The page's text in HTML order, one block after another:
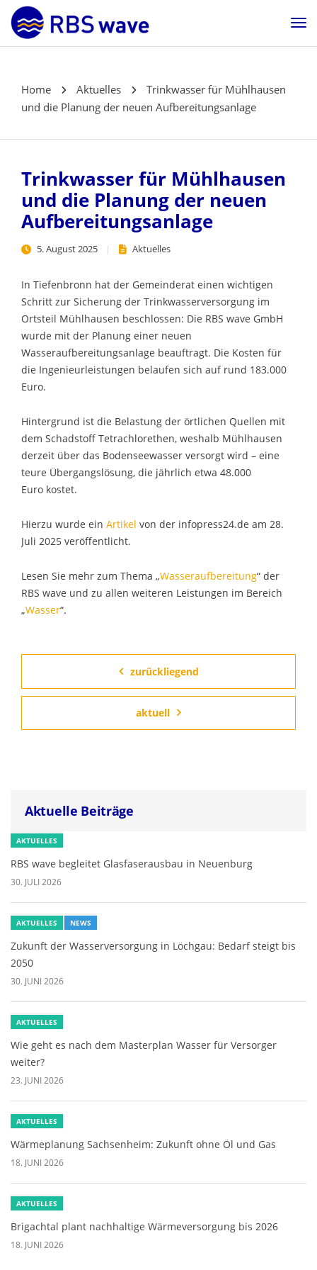
Home Aktuelles
Trinkwasser für Mühlhausen
und die Planung der neuen Aufbereitungsanlage
Trinkwasser für Mühlhausen
und die Planung der neuen
Aufbereitungsanlage
5. August 2025 Aktuelles
In Tiefenbronn hat der Gemeinderat einen wichtigen
Schritt zur Sicherung der Trinkwasserversorgung im
Ortsteil Mühlhausen beschlossen: Die RBS wave GmbH
wurde mit der Planung einer neuen
Wasseraufbereitungsanlage beauftragt. Die Kosten für
die Ingenieurleistungen belaufen sich auf rund 183.000
Euro.
Hintergrund ist die Belastung der örtlichen Quellen mit
dem Schadstoff Tetrachlorethen, weshalb Mühlhausen
derzeit über das Bodenseewasser versorgt wird – eine
teure Übergangslösung, die jährlich etwa 48.000
Euro kostet.
Hierzu wurde ein Artikel von der infopress24.de am 28.
Juli 2025 veröffentlicht.
Lesen Sie mehr zum Thema „Wasseraufbereitung“ der
RBS wave und zu allen weiteren Leistungen im Bereich
„Wasser“.
zurückliegend
aktuell
Aktuelle Beiträge
AKTUELLES
RBS wave begleitet Glasfaserausbau in Neuenburg
30. JULI 2026
AKTUELLES NEWS
Zukunft der Wasserversorgung in Löchgau: Bedarf steigt bis
2050
30. JUNI 2026
AKTUELLES
Wie geht es nach dem Masterplan Wasser für Versorger
weiter?
23. JUNI 2026
AKTUELLES
Wärmeplanung Sachsenheim: Zukunft ohne Öl und Gas
18. JUNI 2026
AKTUELLES
Brigachtal plant nachhaltige Wärmeversorgung bis 2026
18. JUNI 2026